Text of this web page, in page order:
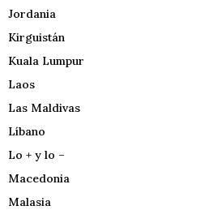
Jordania
Kirguistán
Kuala Lumpur
Laos
Las Maldivas
Líbano
Lo + y lo –
Macedonia
Malasia